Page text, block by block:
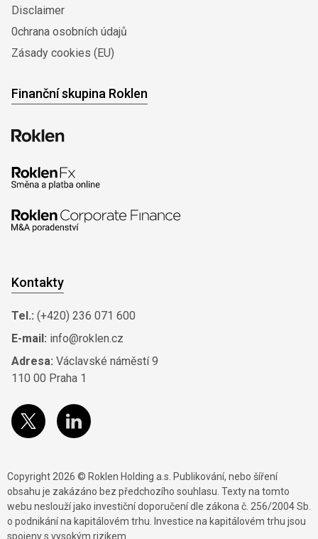
Disclaimer
0chrana osobních údajů
Zásady cookies (EU)
Finanční skupina Roklen
Kontakty
Tel.: (+420) 236 071 600
E-mail: info@roklen.cz
Adresa: Václavské náměstí 9
110 00 Praha 1
Copyright 2026 © Roklen Holding a.s. Publikování, nebo šíření
obsahu je zakázáno bez předchozího souhlasu. Texty na tomto
webu neslouží jako investiční doporučení dle zákona č. 256/2004 Sb.
o podnikání na kapitálovém trhu. Investice na kapitálovém trhu jsou
spojeny s vysokým rizikem.